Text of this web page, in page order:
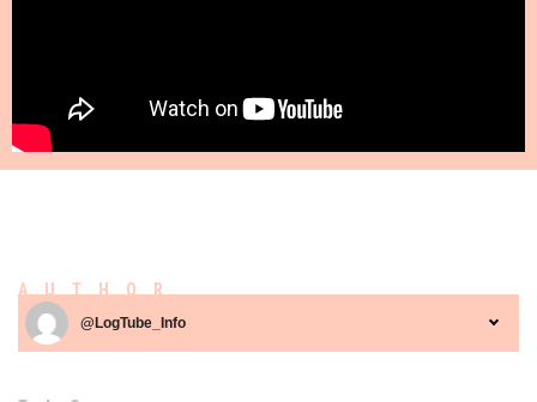
AUTHOR
@LogTube_Info